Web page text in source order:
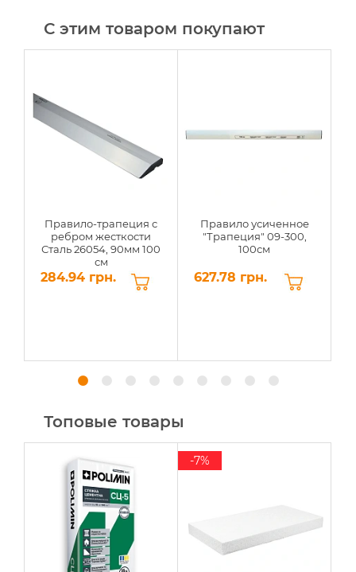
С этим товаром покупают
Правило-трапеция с
ребром жесткости
Сталь 26054, 90мм 100
см
284.94 грн.
Правило усиченное
"Трапеция" 09-300,
100см
627.78 грн.
Топовые товары
-7%